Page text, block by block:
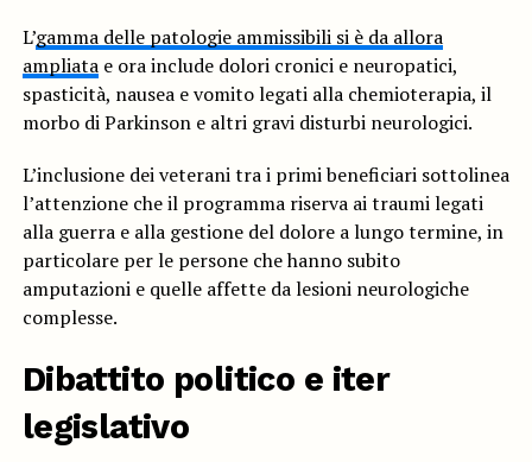
L’gamma delle patologie ammissibili si è da allora
ampliatae ora include dolori cronici e neuropatici,
spasticità, nausea e vomito legati alla chemioterapia, il
morbo di Parkinson e altri gravi disturbi neurologici.
L’inclusione dei veterani tra i primi beneficiari sottolinea
l’attenzione che il programma riserva ai traumi legati
alla guerra e alla gestione del dolore a lungo termine, in
particolare per le persone che hanno subito
amputazioni e quelle affette da lesioni neurologiche
complesse.
Dibattito politico e iter
legislativo